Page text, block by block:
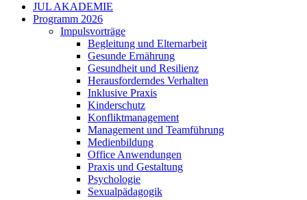
JUL AKADEMIE
Programm 2026
Impulsvorträge
Begleitung und Elternarbeit
Gesunde Ernährung
Gesundheit und Resilienz
Herausforderndes Verhalten
Inklusive Praxis
Kinderschutz
Konfliktmanagement
Management und Teamführung
Medienbildung
Office Anwendungen
Praxis und Gestaltung
Psychologie
Sexualpädagogik